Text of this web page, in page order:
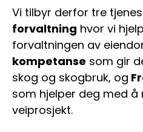
Vi tilbyr derfor tre
forvaltning hvor vi
forvaltningen av
kompetanse som gir
skog og skogbruk, og
som hjelper deg med å
veiprosjekt.